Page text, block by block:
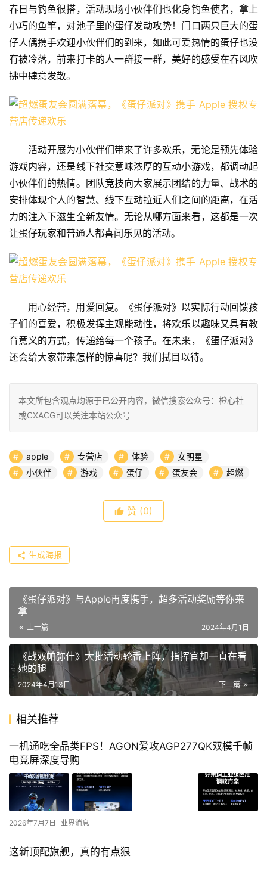
春日与钓鱼很搭，活动现场小伙伴们也化身钓鱼使者，拿上
小巧的鱼竿，对池子里的蛋仔发动攻势！门口两只巨大的蛋
仔人偶携手欢迎小伙伴们的到来，如此可爱热情的蛋仔也没
有被冷落，前来打卡的人一群接一群，美好的感受在春风吹
拂中肆意发散。
活动开展为小伙伴们带来了许多欢乐，无论是预先体验
游戏内容，还是线下社交意味浓厚的互动小游戏，都调动起
小伙伴们的热情。团队竞技向大家展示团结的力量、战术的
安排体现个人的智慧、线下互动拉近人们之间的距离，在活
力的注入下滋生全新友情。无论从哪方面来看，这都是一次
让蛋仔玩家和普通人都喜闻乐见的活动。
用心经营，用爱回复。《蛋仔派对》以实际行动回馈孩
子们的喜爱，积极发挥主观能动性，将欢乐以趣味又具有教
育意义的方式，传递给每一个孩子。在未来，《蛋仔派对》
还会给大家带来怎样的惊喜呢？我们拭目以待。
本文所包含观点均源于已公开内容，微信搜索公众号：橙心社
或CXACG可以关注本站公众号
apple 专营店 体验
女明星
小伙伴
游戏 蛋仔 蛋友会 超燃
赞 (0)
生成海报
《蛋仔派对》与Apple再度携手，超多活动奖励等你来
拿
上一篇 2024年4月1日
《战双帕弥什》大批活动轮番上阵，指挥官却一直在看
她的腿
下一篇
2024年4月13日
相关推荐
一机通吃全品类FPS！AGON爱攻AGP277QK双模千帧
电竞屏深度导购
2026年7月7日 业界消息
这新顶配旗舰，真的有点狠